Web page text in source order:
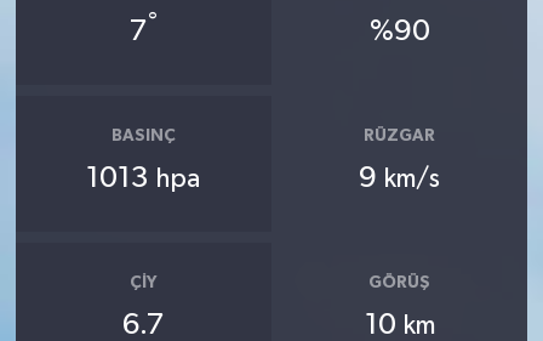
7° %90
BASINÇ
1013 hpa
RÜZGAR
9 km/s
ÇIY
6.7
GÖRÜŞ
10 km